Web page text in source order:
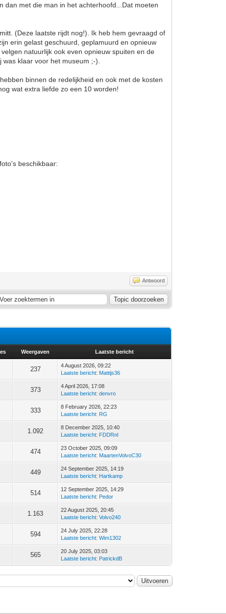
dan met die man in het achterhoofd...Dat moeten
(Deze laatste rijdt nog!). Ik heb hem gevraagd of
erin gelast geschuurd, geplamuurd en opnieuw
natuurlijk ook even opnieuw spuiten en de
klaar voor het museum ;-).
binnen de redelijkheid en ook met de kosten
wat extra liefde zo een 10 worden!
beschikbaar:
Antwoord
Weergaven Laatste bericht
237
4 August 2026, 09:22
Laatste bericht: Mattijs36
373
4 April 2026, 17:08
Laatste bericht:denvro
333
8 February 2026, 22:23
Laatste bericht: RG
1.092
8 December 2025, 10:40
Laatste bericht: FDDRnl
474
23 October 2025, 09:09
Laatste bericht: MaartenVolvoC30
449
24 September 2025, 14:19
Laatste bericht: Hartkamp
514
12 September 2025, 14:29
Laatste bericht: Pedor
1.163
22 August 2025, 20:45
Laatste bericht:Volvo240
594
24 July 2025, 22:28
Laatste bericht:Wim1302
565
20 July 2025, 03:03
Laatste bericht: PatrickdB